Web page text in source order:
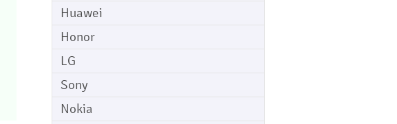
Huawei
Honor
LG
Sony
Nokia